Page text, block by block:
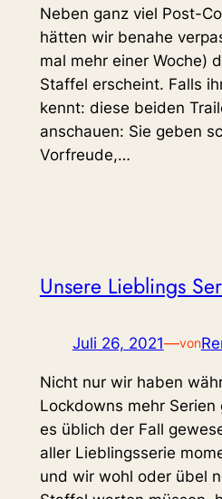
Neben ganz viel Post-
hätten wir benahe
mal mehr einer Woche)
Staffel erscheint. Falls
kennt: diese beiden
anschauen: Sie geben
Vorfreude,…
Unsere Lieblings
Juli 26, 2021—von
Nicht nur wir haben
Lockdowns mehr
es üblich der Fall
aller Lieblingsserie
und wir wohl oder übel